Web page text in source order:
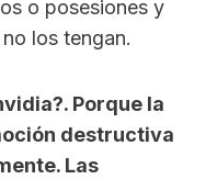
o posesiones y
los tengan.
Porque la
destructiva
Las